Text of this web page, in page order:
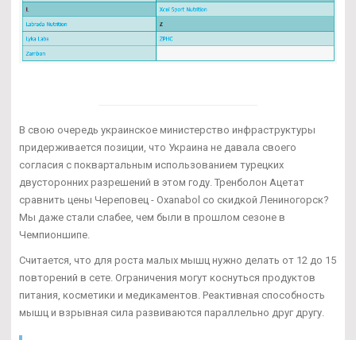
В свою очередь украинское министерство инфраструктуры
придерживается позиции, что Украина не давала своего
согласия с поквартальным использованием турецких
двусторонних разрешений в этом году. Тренболон Ацетат
сравнить цены Череповец - Oxanabol со скидкой Лениногорск?
Мы даже стали слабее, чем были в прошлом сезоне в
Чемпионшипе.
Считается, что для роста малых мышц нужно делать от 12 до 15
повторений в сете. Ограничения могут коснуться продуктов
питания, косметики и медикаментов. Реактивная способность
мышц и взрывная сила развиваются параллельно друг другу.